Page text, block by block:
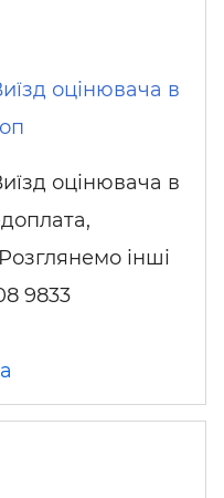
оцінювача в
оцінювача в
інші
9833